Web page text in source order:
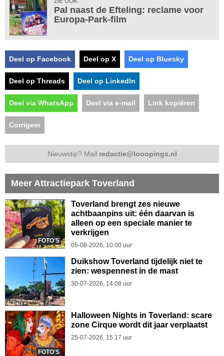
Pal naast de Efteling: reclame voor
Europa-Park-film
Deel op Facebook Deel op X Deel op Bluesky
Deel op Threads Deel op LinkedIn
Deel via WhatsApp Deel via e-mail Link kopiëren
Corrigeer
Nieuwstip? Mail redactie@looopings.nl
Meer Attractiepark Toverland
FOTO'S
Toverland brengt zes nieuwe
achtbaanpins uit: één daarvan is
alleen op een speciale manier te
verkrijgen
05-08-2026, 10.00 uur
Duikshow Toverland tijdelijk niet te
zien: wespennest in de mast
30-07-2026, 14.08 uur
FOTO'S
Halloween Nights in Toverland: scare
zone Cirque wordt dit jaar verplaatst
25-07-2026, 15.17 uur